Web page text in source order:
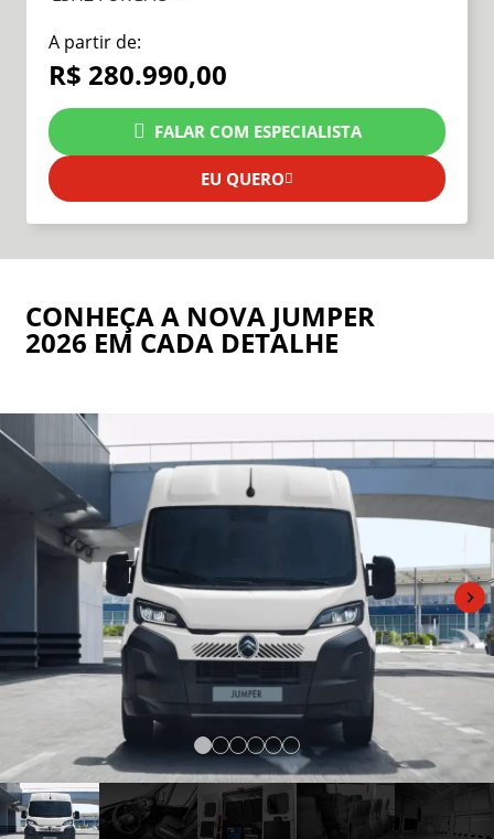
A partir de:
R$ 280.990,00
FALAR COM ESPECIALISTA
EU QUERO
CONHEÇA A NOVA JUMPER
2026 EM CADA DETALHE